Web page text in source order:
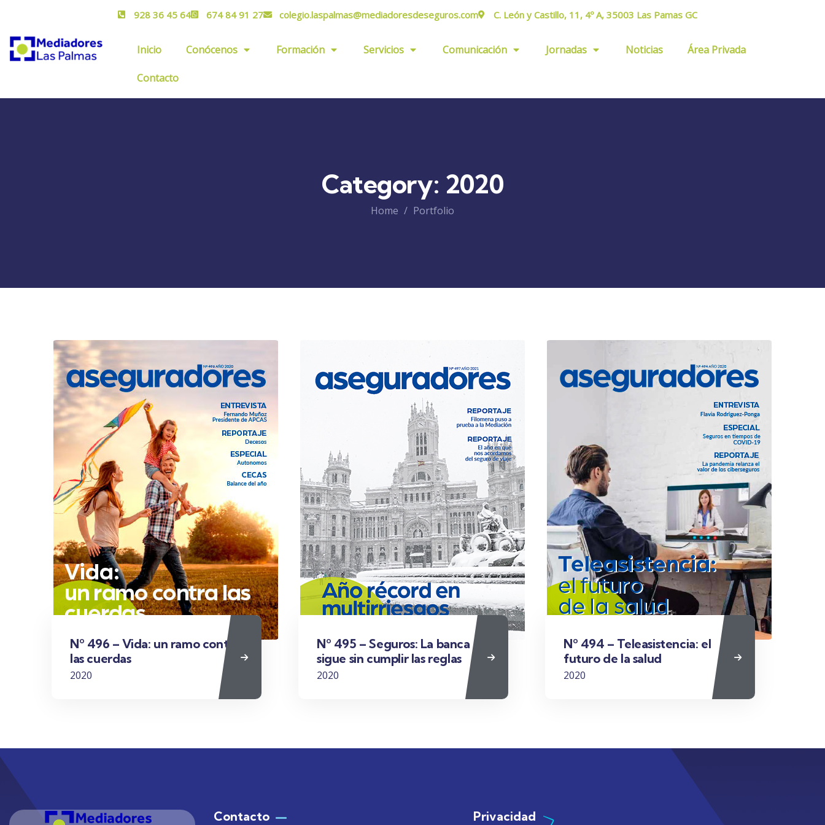
928 36 45 64 674 84 91 27 colegio.laspalmas@mediadoresdeseguros.com C. León y Castillo, 11, 4º A, 35003 Las Pamas GC
Inicio Conócenos Formación Servicios Comunicación Jornadas Noticias Área Privada
Contacto
Category: 2020
Home Portfolio
Nº 496 – Vida: un ramo contra
las cuerdas
2020
Nº 495 – Seguros: La banca
sigue sin cumplir las reglas
2020
Nº 494 – Teleasistencia: el
futuro de la salud
2020
Contacto Privacidad